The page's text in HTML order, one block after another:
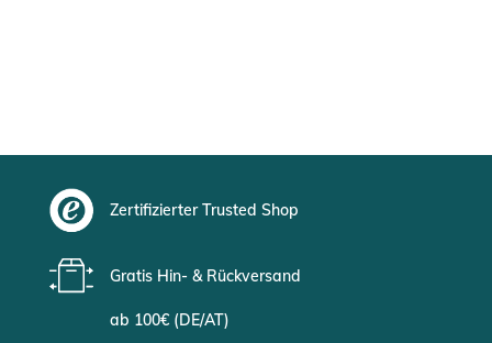
Zertifizierter Trusted Shop
Gratis Hin- & Rückversand
ab 100€ (DE/AT)